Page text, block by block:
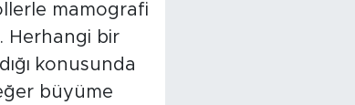
mamografi
Herhangi bir
konusunda
büyüme